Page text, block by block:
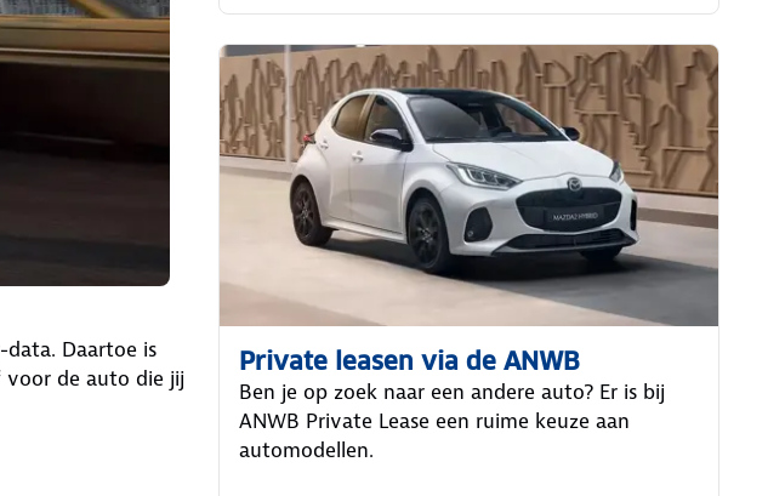
data. Daartoe is
voor de auto die jij
Private leasen via de ANWB
Ben je op zoek naar een andere auto? Er is bij
ANWB Private Lease een ruime keuze aan
automodellen.